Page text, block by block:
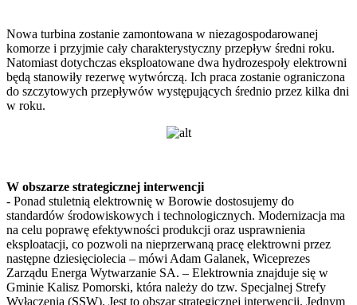
Nowa turbina zostanie zamontowana w niezagospodarowanej
komorze i przyjmie cały charakterystyczny przepływ średni roku.
Natomiast dotychczas eksploatowane dwa hydrozespoły elektrowni
będą stanowiły rezerwę wytwórczą. Ich praca zostanie ograniczona
do szczytowych przepływów występujących średnio przez kilka dni
w roku.
W obszarze strategicznej interwencji
- Ponad stuletnią elektrownię w Borowie dostosujemy do
standardów środowiskowych i technologicznych. Modernizacja ma
na celu poprawę efektywności produkcji oraz usprawnienia
eksploatacji, co pozwoli na nieprzerwaną pracę elektrowni przez
następne dziesięciolecia – mówi Adam Galanek, Wiceprezes
Zarządu Energa Wytwarzanie SA. – Elektrownia znajduje się w
Gminie Kalisz Pomorski, która należy do tzw. Specjalnej Strefy
Wyłączenia (SSW). Jest to obszar strategicznej interwencji. Jednym